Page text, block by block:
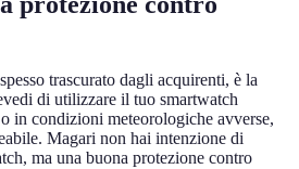
trascurato dagli acquirenti, è la
di utilizzare il tuo smartwatch
in condizioni meteorologiche avverse,
Magari non hai intenzione di
ma una buona protezione contro